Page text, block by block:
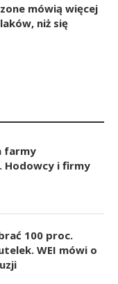
mówią więcej
niż się
farmy
i firmy
100 proc.
WEI mówi o